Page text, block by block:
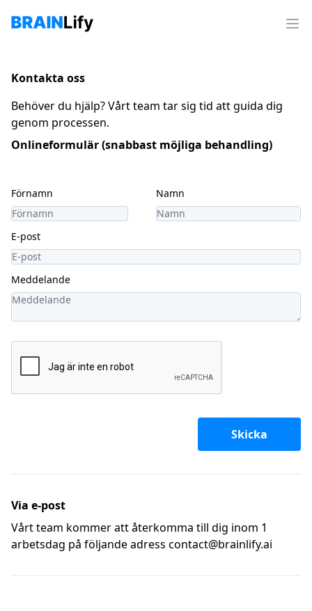
Kontakta oss
Behöver du hjälp? Vårt team tar sig tid att guida dig
genom processen.
Onlineformulär (snabbast möjliga behandling)
Förnamn Namn
E-post
Meddelande
Skicka
Via e-post
Vårt team kommer att återkomma till dig inom 1
arbetsdag på följande adress contact@brainlify.ai